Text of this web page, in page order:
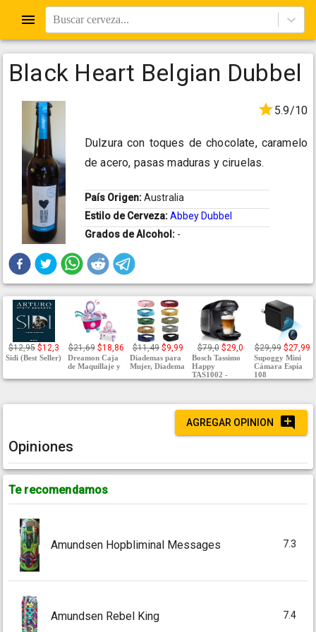
Buscar cerveza...
Black Heart Belgian Dubbel
5.9/10
Dulzura con toques de chocolate, caramelo
de acero, pasas maduras y ciruelas.
País Origen:Australia
Estilo de Cerveza:Abbey Dubbel
Grados de Alcohol: -
$12,95 $12,3
Sidi (Best Seller)
$21,69 $18,86
Dreamon Caja
de Maquillaje y
$11,49 $9,99
Diademas para
Mujer, Diadema
$79,0 $29,0
Bosch Tassimo
Happy
TAS1002 -
$29,99 $27,99
Supoggy Mini
Cámara Espía
108
AGREGAR OPINION
Opiniones
Te recomendamos
Amundsen Hopbliminal Messages 7.3
Amundsen Rebel King 7.4